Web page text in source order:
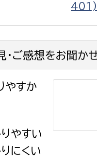
401)
ご感想をお聞か
やすか
やすい
にくい